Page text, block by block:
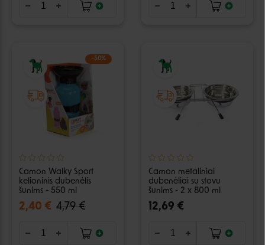
−50%
Camon Walky Sport
kelioninis dubenėlis
šunims - 550 ml
2,40 € 4,79 €
Camon metaliniai
dubenėliai su stovu
šunims - 2 x 800 ml
12,69 €